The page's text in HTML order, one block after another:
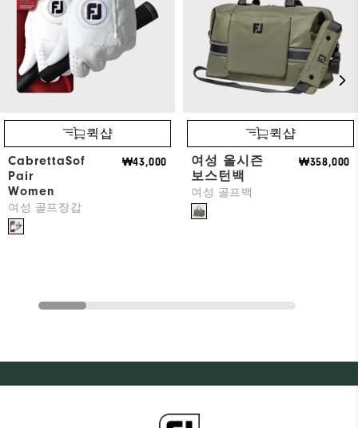
퀵샵
CabrettaSof
Pair
Women
여성 골프장갑
₩43,000
퀵샵
여성 올시즌
보스턴백
여성 골프백
₩358,000